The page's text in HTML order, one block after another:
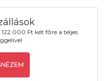
Ft két főre a teljes